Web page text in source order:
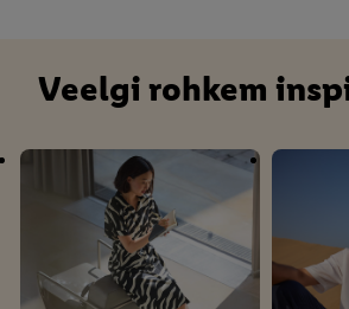
Veelgi rohkem